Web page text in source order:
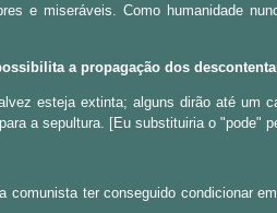
e miseráveis. Como humanidade
a propagação dos
esteja extinta; alguns dirão até um
a sepultura. [Eu substituiria o "pode"
comunista ter conseguido condicionar